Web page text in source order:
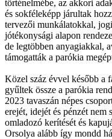
történelmébe, az akkori
és sokféleképp járultak
tervezői munkálatokkal,
jótékonysági alapon
de legtöbben anyagiakkal,
támogatták a parókia
Közel száz évvel később a
gyűltek össze a parókia
2023 tavaszán népes
erejét, idejét és pénzét
omladozó kerítését és
Orsolya alább így mondd